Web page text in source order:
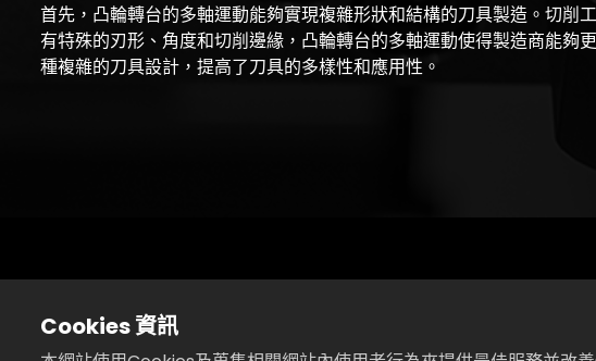
首先，凸輪轉台的多軸運動能夠實現複雜形狀和結構的刀具製造。切削
有特殊的刃形、角度和切削邊緣，凸輪轉台的多軸運動使得製造商能夠
種複雜的刀具設計，提高了刀具的多樣性和應用性。
生產流程使得刀具的批量生產更加高效，同時確保每一把刀具都擁有一致
Cookies 資訊